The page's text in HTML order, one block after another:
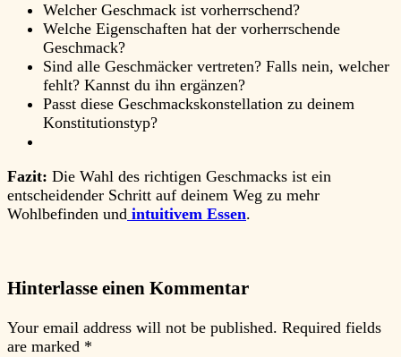
Welcher Geschmack ist vorherrschend?
Welche Eigenschaften hat der vorherrschende
Geschmack?
Sind alle Geschmäcker vertreten? Falls nein, welcher
fehlt? Kannst du ihn ergänzen?
Passt diese Geschmackskonstellation zu deinem
Konstitutionstyp?
Fazit: Die Wahl des richtigen Geschmacks ist ein
entscheidender Schritt auf deinem Weg zu mehr
Wohlbefinden und intuitivem Essen.
Hinterlasse einen Kommentar
Your email address will not be published. Required fields
are marked *